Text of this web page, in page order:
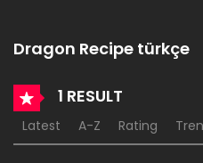
Dragon Recipe türkçe
1 RESULT
Latest A-Z Rating